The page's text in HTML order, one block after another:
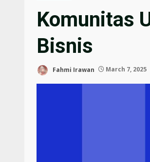
Komunitas
Bisnis
Fahmi Irawan March 7, 2025